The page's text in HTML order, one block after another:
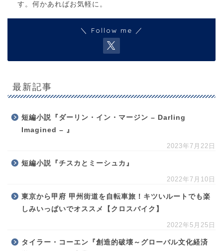
す。何かあればお気軽に。
＼ Follow me ／
最新記事
短編小説『ダーリン・イン・マージン – Darling
Imagined – 』
2023年7月22日
短編小説『チスカとミーシュカ』
2022年7月10日
東京から甲府 甲州街道を自転車旅！キツいルートでも楽
しみいっぱいでオススメ【クロスバイク】
2022年5月25日
タイラー・コーエン『創造的破壊～グローバル文化経済